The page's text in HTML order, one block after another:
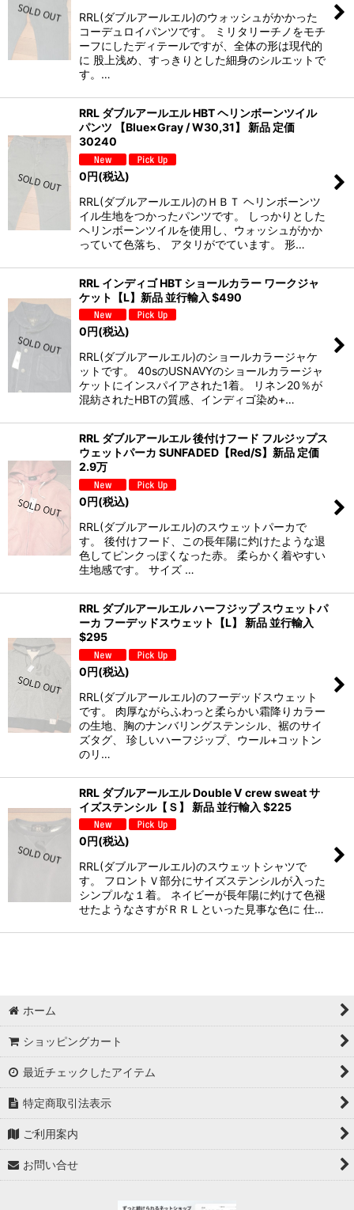
RRL(ダブルアールエル)のウォッシュがかかった
コーデュロイパンツです。 ミリタリーチノをモチ
ーフにしたディテールですが、全体の形は現代的
に 股上浅め、すっきりとした細身のシルエットで
す。…
RRL ダブルアールエル HBT ヘリンボーンツイル
パンツ 【Blue×Gray / W30,31】 新品 定価
30240
0円(税込)
RRL(ダブルアールエル)のＨＢＴ ヘリンボーンツ
イル生地をつかったパンツです。 しっかりとした
ヘリンボーンツイルを使用し、ウォッシュがかか
っていて色落ち、 アタリがでています。 形…
RRL インディゴ HBT ショールカラー ワークジャ
ケット【L】新品 並行輸入 $490
0円(税込)
RRL(ダブルアールエル)のショールカラージャケ
ットです。 40sのUSNAVYのショールカラージャ
ケットにインスパイアされた1着。 リネン20％が
混紡されたHBTの質感、インディゴ染め+…
RRL ダブルアールエル 後付けフード フルジップス
ウェットパーカ SUNFADED【Red/S】新品 定価
2.9万
0円(税込)
RRL(ダブルアールエル)のスウェットパーカで
す。 後付けフード、この長年陽に灼けたような退
色してピンクっぽくなった赤。 柔らかく着やすい
生地感です。 サイズ …
RRL ダブルアールエル ハーフジップ スウェットパ
ーカ フーデッドスウェット【L】 新品 並行輸入
$295
0円(税込)
RRL(ダブルアールエル)のフーデッドスウェット
です。 肉厚ながらふわっと柔らかい霜降りカラー
の生地、胸のナンバリングステンシル、裾のサイ
ズタグ、 珍しいハーフジップ、ウール+コットン
のリ…
RRL ダブルアールエル Double V crew sweat サ
イズステンシル【Ｓ】 新品 並行輸入 $225
0円(税込)
RRL(ダブルアールエル)のスウェットシャツで
す。 フロントＶ部分にサイズステンシルが入った
シンプルな１着。 ネイビーが長年陽に灼けて色褪
せたようなさすがＲＲＬといった見事な色に 仕…
ホーム
ショッピングカート
最近チェックしたアイテム
特定商取引法表示
ご利用案内
お問い合せ